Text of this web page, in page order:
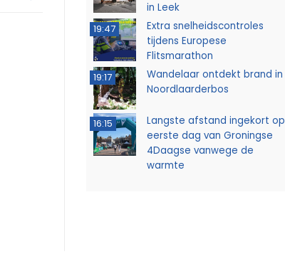
in Leek
19:47
Extra snelheidscontroles
tijdens Europese
Flitsmarathon
19:17
Wandelaar ontdekt brand in
Noordlaarderbos
16:15
Langste afstand ingekort op
eerste dag van Groningse
4Daagse vanwege de
warmte